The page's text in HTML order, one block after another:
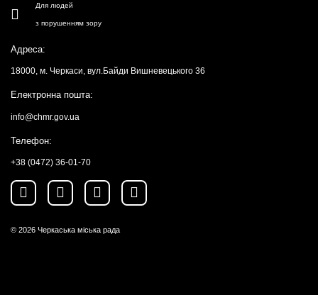
Для людей
з порушенням зору
Адреса:
18000, м. Черкаси, вул.Байди Вишневецького 36
Електронна пошта:
info@chmr.gov.ua
Телефон:
+38 (0472) 36-01-70
© 2026 Черкаська міська рада